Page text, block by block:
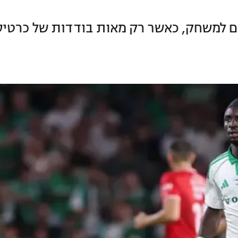
הגעתם למשחק, כאשר רק מאות בודדות של